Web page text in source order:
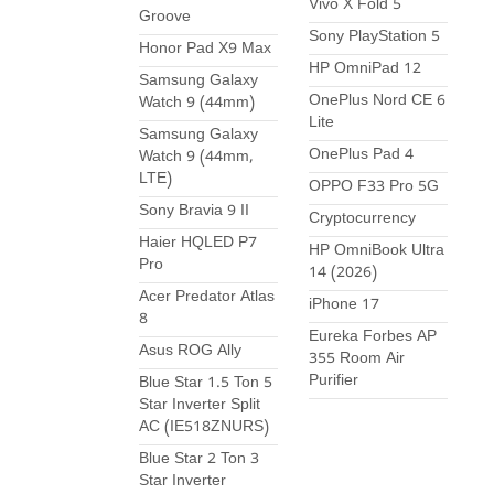
Groove
Honor Pad X9 Max
Samsung Galaxy
Watch 9 (44mm)
Samsung Galaxy
Watch 9 (44mm,
LTE)
Sony Bravia 9 II
Haier HQLED P7
Pro
Acer Predator Atlas
8
Asus ROG Ally
Blue Star 1.5 Ton 5
Star Inverter Split
AC (IE518ZNURS)
Blue Star 2 Ton 3
Star Inverter
Vivo X Fold 5
Sony PlayStation 5
HP OmniPad 12
OnePlus Nord CE 6
Lite
OnePlus Pad 4
OPPO F33 Pro 5G
Cryptocurrency
HP OmniBook Ultra
14 (2026)
iPhone 17
Eureka Forbes AP
355 Room Air
Purifier